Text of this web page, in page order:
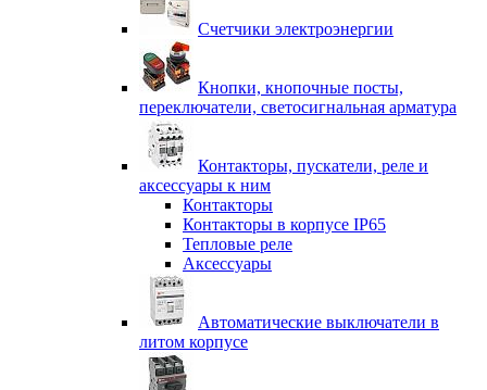
Счетчики электроэнергии
Кнопки, кнопочные посты,
переключатели, светосигнальная арматура
Контакторы, пускатели, реле и
аксессуары к ним
Контакторы
Контакторы в корпусе IP65
Тепловые реле
Аксессуары
Автоматические выключатели в
литом корпусе